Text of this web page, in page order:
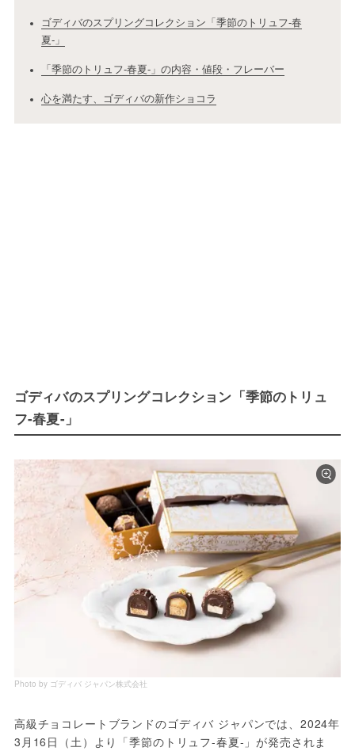
ゴディバのスプリングコレクション「季節のトリュフ-春
夏-」
「季節のトリュフ-春夏-」の内容・値段・フレーバー
心を満たす、ゴディバの新作ショコラ
ゴディバのスプリングコレクション「季節のトリュ
フ-春夏-」
Photo by ゴディバ ジャパン株式会社
高級チョコレートブランドのゴディバ ジャパンでは、2024年
3月16日（土）より「季節のトリュフ-春夏-」が発売されま